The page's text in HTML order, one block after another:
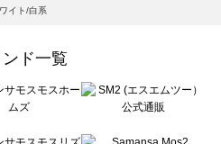
ブルー）のバッグ一覧
）のバッグ一覧
イト/白系
ド一覧